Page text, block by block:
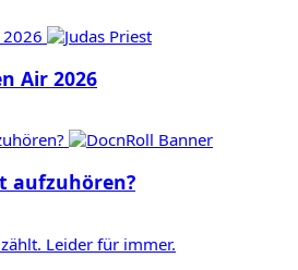
2026
Air 2026
aufzuhören?
Leider für immer.